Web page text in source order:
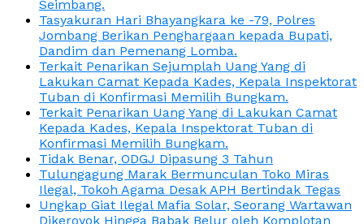
Seimbang.
Tasyakuran Hari Bhayangkara ke -79, Polres
Jombang Berikan Penghargaan kepada Bupati,
Dandim dan Pemenang Lomba.
Terkait Penarikan Sejumplah Uang Yang di
Lakukan Camat Kepada Kades, Kepala Inspektorat
Tuban di Konfirmasi Memilih Bungkam.
Terkait Penarikan Uang Yang di Lakukan Camat
Kepada Kades, Kepala Inspektorat Tuban di
Konfirmasi Memilih Bungkam.
Tidak Benar, ODGJ Dipasung 3 Tahun
Tulungagung Marak Bermunculan Toko Miras
Ilegal, Tokoh Agama Desak APH Bertindak Tegas
Ungkap Giat Ilegal Mafia Solar, Seorang Wartawan
Dikeroyok Hingga Babak Belur oleh Komplotan